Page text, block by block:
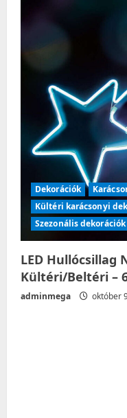
Dekorációk
Kültéri karácsonyi
Szezonális dekorációk
LED Hullócsillag
Kültéri/Beltéri –
adminmega október